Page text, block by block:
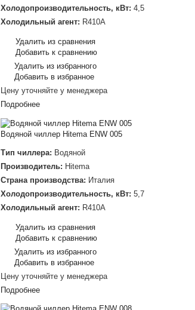
Холодопроизводительность, кВт: 4,5
Холодильный агент: R410A
Удалить из сравнения
Добавить к сравнению
Удалить из избранного
Добавить в избранное
Цену уточняйте у менеджера
Подробнее
Водяной чиллер Hitema ENW 005
Тип чиллера: Водяной
Производитель: Hitema
Страна производства: Италия
Холодопроизводительность, кВт: 5,7
Холодильный агент: R410A
Удалить из сравнения
Добавить к сравнению
Удалить из избранного
Добавить в избранное
Цену уточняйте у менеджера
Подробнее